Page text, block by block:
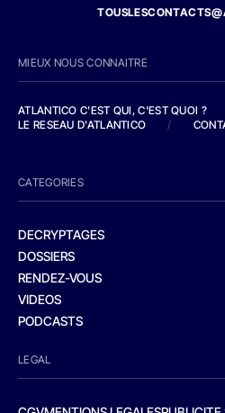
MIEUX NOUS CONNAITRE
ATLANTICO C'EST QUI, C'EST QUOI ?
LE RESEAU D'ATLANTICO
/
CATEGORIES
DECRYPTAGES
DOSSIERS
RENDEZ-VOUS
VIDEOS
PODCASTS
LEGAL